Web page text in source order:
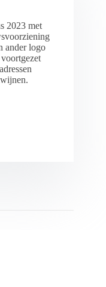
2023 met
ander logo